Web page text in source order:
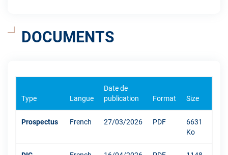
DOCUMENTS
Type Langue
Date de
publication
Format Size
Prospectus French 27/03/2026 PDF
6631
Ko